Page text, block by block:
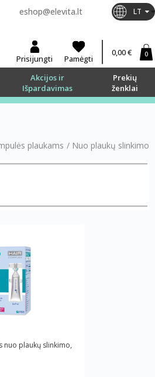
eshop@elevita.lt LT
Prisijungti Pamėgti
0,00 € 0
Akcijos ir
Išpardavimas
Prekių
ženklai
plaukams / Nuo plaukų slinkimo
nuo plaukų slinkimo,